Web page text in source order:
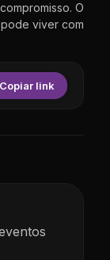
O
viver com
Copiar link